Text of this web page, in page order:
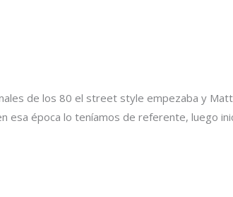
de los 80 el street style empezaba y Matt
esa época lo teníamos de referente, luego